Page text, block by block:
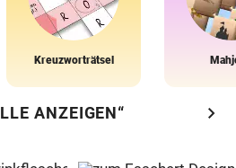
Kreuzworträtsel
ANZEIGEN“ chevron_right